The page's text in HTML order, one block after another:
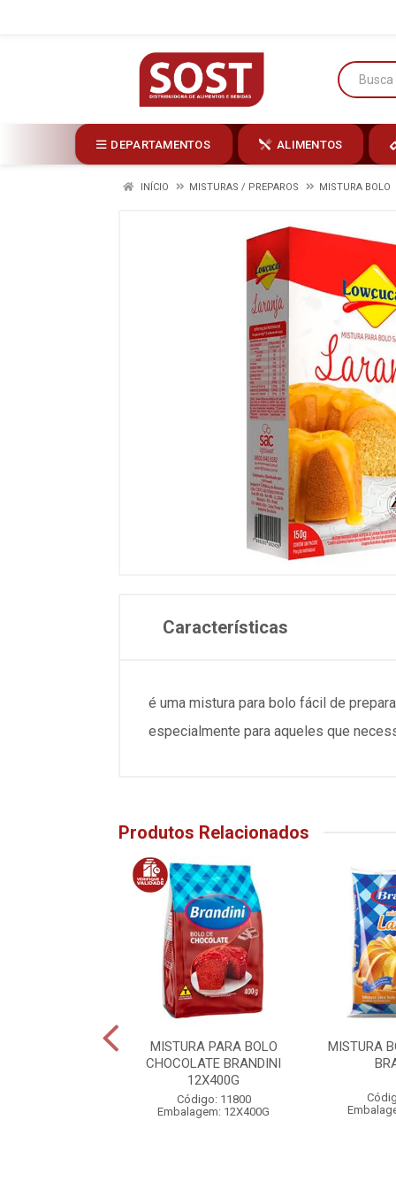
DEPARTAMENTOS ALIMENTOS
INÍCIO MISTURAS / PREPAROS MISTURA BOLO
Características
é uma mistura para bolo fácil de
especialmente para aqueles que
Produtos Relacionados
MISTURA PARA BOLO
CHOCOLATE BRANDINI
12X400G
Código: 11800
Embalagem: 12X400G
MISTURA